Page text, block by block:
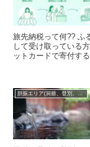
旅先納税って何?? ふるさと納税で地域の美味しい食べ物を返礼品と
して受け取っている
ットカードで寄付す
胆振エリア(洞爺、登別、苫小牧･･･)